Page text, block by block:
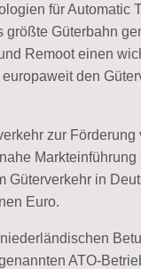
für Automatic
Güterbahn
Remoot einen
den
zur Förderung
in
Euro.
ATO-